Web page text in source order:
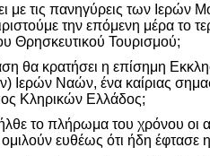
με τις πανηγύρεις των
την επόμενη μέρα το
Θρησκευτικού Τουρισμού;
θα κρατήσει η επίσημη
Ιερών Ναών, ένα καίριας
Κληρικών Ελλάδος;
το πλήρωμα του χρόνου οι
ευθέως ότι ήδη έφτασε